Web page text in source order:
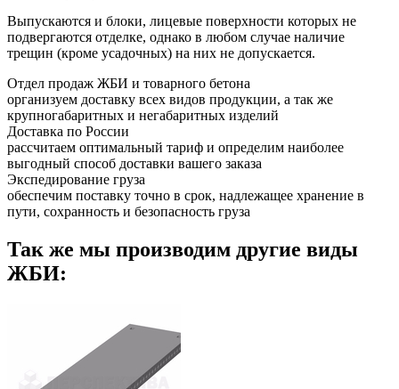
Выпускаются и блоки, лицевые поверхности которых не
подвергаются отделке, однако в любом случае наличие
трещин (кроме усадочных) на них не допускается.
Отдел продаж ЖБИ и товарного бетона
организуем доставку всех видов продукции, а так же
крупногабаритных и негабаритных изделий
Доставка по России
рассчитаем оптимальный тариф и определим наиболее
выгодный способ доставки вашего заказа
Экспедирование груза
обеспечим поставку точно в срок, надлежащее хранение в
пути, сохранность и безопасность груза
Так же мы производим другие виды
ЖБИ: